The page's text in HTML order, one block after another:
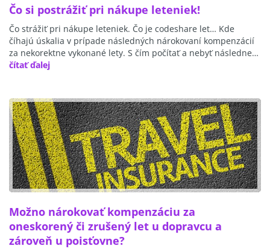
Čo si postrážiť pri nákupe leteniek!
Čo strážiť pri nákupe leteniek. Čo je codeshare let… Kde
číhajú úskalia v prípade následných nárokovaní kompenzácií
za nekorektne vykonané lety. S čím počítať a nebyť následne…
čítať ďalej
Možno nárokovať kompenzáciu za
oneskorený či zrušený let u dopravcu a
zároveň u poisťovne?